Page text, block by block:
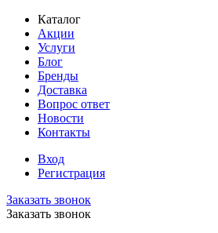
Каталог
Акции
Услуги
Блог
Бренды
Доставка
Вопрос ответ
Новости
Контакты
Вход
Регистрация
Заказать звонок
Заказать звонок